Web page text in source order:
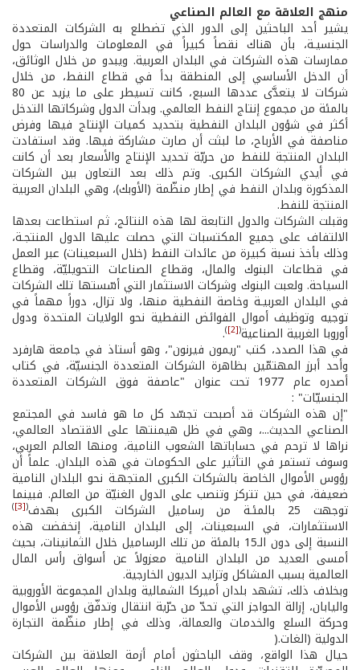
منهج العلاقة مع العالم الصناعي
يشير أحد الباحثين إلى الدور الذي تضطلع به الشركات المتعددة
الجنسيـة، بأن هناك نقصاً كبيراً في المعلومات والدراسات حول
ممارسات هذه الشركات في البلدان العربية. ويبدو من خلال الوثائق،
أن الدخل الأساسي إلى المنطقة بدأ في قطاع النفط، من خلال
شركات لا يتعدَّى عددها السبع، كانت تسيطر على ما يزيد عن 80
بالمئة من مجموع إنتاج النفط العالمي. وبدأت الدول وشركاتها التدخل
أكثر في شؤون البلدان النفطية بتحديد كميات الإنتاج فيها وفرض
مناصفة في الأرباح، ما لبثت أن صارت مشاركة فيها. وقد استفادت
البلدان المنتجة للنفط من حريّة تحديد الإنتاج والأسعار بعد أن كانت
في أيدي الشركات الكبرى. وتم ذلك بعد التعاون بين الشركات
المذكورة وبلدان النفط في إطار منظّمة (الأوبك)، وهي البلدان العربية
المنتجة للنفط.
وقبلت الشركات والدول التابعة لها هذه النتائج، ثم استطاعت بعدها
الالتفاف على جميع المكتسبات التي حصلت عليها الدول المنتجـة،
وذلك بأخذ نسبة كبيرة من عائدات النفط (خلال السبعينات) عبر العمل
في قطاعات البنوك والمال، وقطاع الصناعات التحويليّة، وقطاع
السياحة. ولعبت البنوك وشركات الاستثمار التي أسّستها تلك الشركات
في البلدان العربيـة وخاصة النفطية منها، ولا تزال، دوراً مهماً في
توجيه وتوظيف أموال الفوائض النفطية نحو الولايات المتحدة ودول
أوروبا الغربية الصناعية(
[2]
)
.
في هذا الصدد، كتب "ريمون فيرنون"، وهو أستاذ في جامعة هارفرد
وأحد أبرز المهتمّين بظاهرة الشركات المتعددة الجنسيّة، في كتاب
أصدره عام 1977 تحت عنوان "عاصفة فوق الشركات المتعددة
الجنسيّات" :
"إن هذه الشركات قد أصبحت تجسّد كل ما هو فاسد في المجتمع
الصناعي الحديث...، وهي في ظل هيمنتها على الاقتصاد العالمي،
نراها لا ترحم في حساباتها الشعوب النامية، ومنها العالم العربي،
وسوف تستمر في التأثير على الحكومات في هذه البلدان. علماً أن
رؤوس الأموال الخاصة بالشركات الكبرى المتجهـة نحو البلدان النامية
ضعيفة، في حين تتركز وتنصب على الدول الغنيّة من العالم. فبينما
توجهت 25 بالمئـة من رساميل الشركات الكبرى بهدف (
[3]
)
الاستثمارات، في السبعينات، إلى البلدان النامية، إنخفضت هذه
النسبة إلى دون الـ15 بالمئة من تلك الرساميل خلال الثمانينات، بحيث
أمسى العديد من البلدان النامية معزولاً عن أسواق رأس المال
العالمية بسبب المشاكل وتزايد الديون الخارجية.
وبخلاف ذلك، تشهد بلدان أميركا الشمالية وبلدان المجموعة الأوروبية
واليابان، إزالة الحواجز التي تحدّ من حرّية انتقال وتدفّق رؤوس الأموال
وحركة السلع والخدمات والعمالة، وذلك في إطار منظّمة التجارة
الدولية (الغات.(
حيال هذا الواقع، وقف الباحثون أمام أزمة العلاقة بين الشركات